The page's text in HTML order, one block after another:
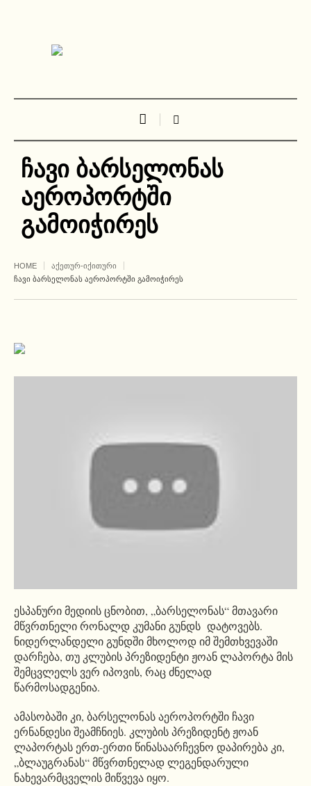
ჩავი ბარსელონას
აეროპორტში
გამოიჭირეს
HOME
ᲐᲥᲔᲗᲣᲠ-ᲘᲥᲘᲗᲣᲠᲘ
ᲩᲐᲕᲘ ᲑᲐᲠᲡᲔᲚᲝᲜᲐᲡ ᲐᲔᲠᲝᲞᲝᲠᲢᲨᲘ ᲒᲐᲛᲝᲘᲭᲘᲠᲔᲡ
ესპანური მედიის ცნობით, „ბარსელონას“ მთავარი
მწვრთნელი რონალდ კუმანი გუნდს დატოვებს.
ნიდერლანდელი გუნდში მხოლოდ იმ შემთხვევაში
დარჩება, თუ კლუბის პრეზიდენტი ჟოან ლაპორტა მის
შემცვლელს ვერ იპოვის, რაც ძნელად
წარმოსადგენია.
ამასობაში კი, ბარსელონას აეროპორტში ჩავი
ერნანდესი შეამჩნიეს. კლუბის პრეზიდენტ ჟოან
ლაპორტას ერთ-ერთი წინასაარჩევნო დაპირება კი,
„ბლაუგრანას“ მწვრთნელად ლეგენდარული
ნახევარმცველის მიწვევა იყო.